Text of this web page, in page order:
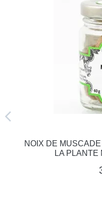
NOIX DE
LA PLANTE